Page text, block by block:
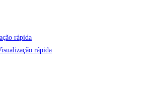
rápida
rápida